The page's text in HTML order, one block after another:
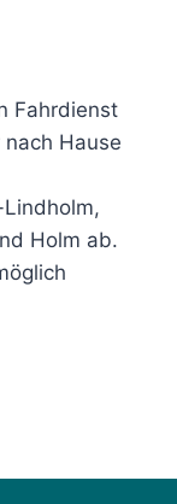
Fahrdienst
Hause
Holm ab.